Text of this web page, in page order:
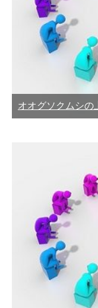
オオグソクムシの